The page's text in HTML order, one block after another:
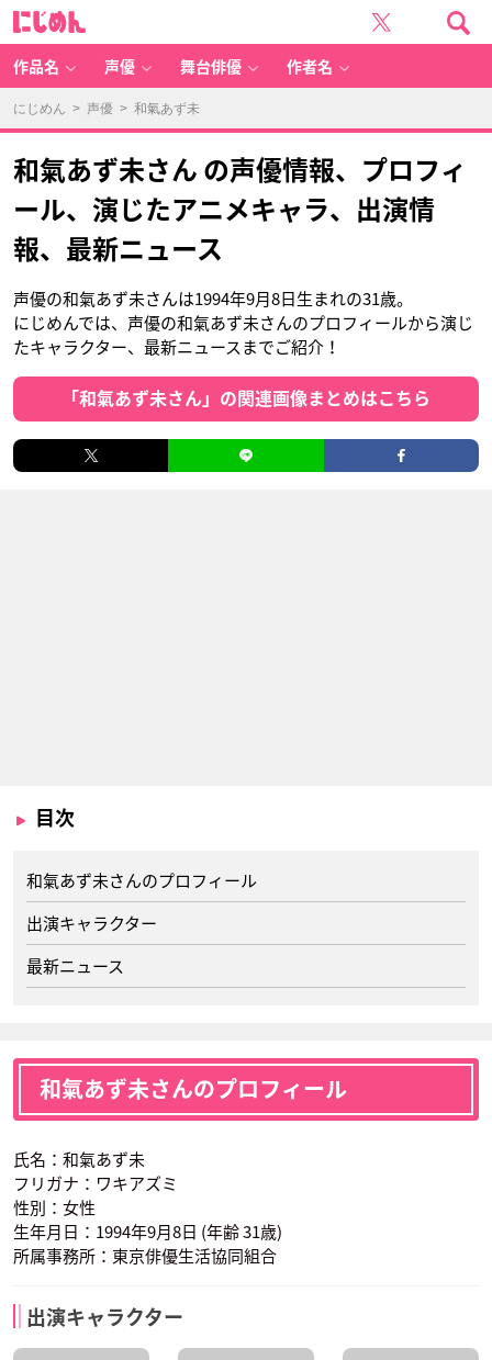
作品名 声優 舞台俳優 作者名
にじめん > 声優 > 和氣あず未
和氣あず未さん の声優情報、プロフィ
ール、演じたアニメキャラ、出演情
報、最新ニュース
声優の和氣あず未さんは1994年9月8日生まれの31歳。
にじめんでは、声優の和氣あず未さんのプロフィールから演じ
たキャラクター、最新ニュースまでご紹介！
「和氣あず未さん」の関連画像まとめはこちら
目次
和氣あず未さんのプロフィール
出演キャラクター
最新ニュース
和氣あず未さんのプロフィール
氏名：和氣あず未
フリガナ：ワキアズミ
性別：女性
生年月日：1994年9月8日 (年齢 31歳)
所属事務所：東京俳優生活協同組合
出演キャラクター